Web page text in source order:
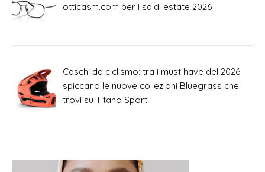
otticasm.com per i saldi estate 2026
Caschi da ciclismo: tra i must have del 2026
spiccano le nuove collezioni Bluegrass che
trovi su Titano Sport